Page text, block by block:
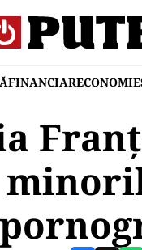
FINANCIARECONOMIE